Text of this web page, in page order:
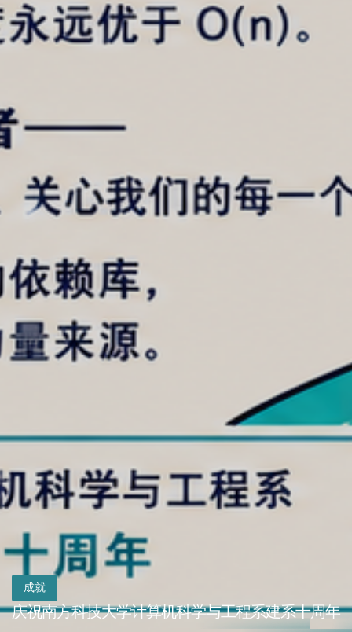
成就
庆祝南方科技大学计算机科学与工程系建系十周年
南方科技大学计算机科学学科
首次进入ESI全球前1%
携手奋进，创新引领
成就
携手奋进，创新引领
全系师资
携手奋进，创新引领